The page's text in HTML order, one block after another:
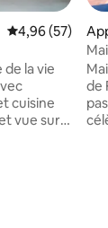
Note moyenne
4,96 (57)
de la vie
cuisine
vue sur
de